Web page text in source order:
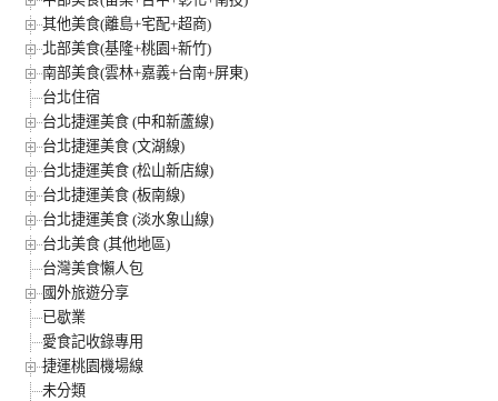
其他美食(離島+宅配+超商)
北部美食(基隆+桃園+新竹)
南部美食(雲林+嘉義+台南+屏東)
台北住宿
台北捷運美食 (中和新蘆線)
台北捷運美食 (文湖線)
台北捷運美食 (松山新店線)
台北捷運美食 (板南線)
台北捷運美食 (淡水象山線)
台北美食 (其他地區)
台灣美食懶人包
國外旅遊分享
已歇業
愛食記收錄專用
捷運桃園機場線
未分類